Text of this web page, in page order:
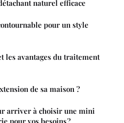
naturel efficace
pour un style
les avantages du traitement
de sa maison ?
arriver à choisir une mini
pour vos besoins ?